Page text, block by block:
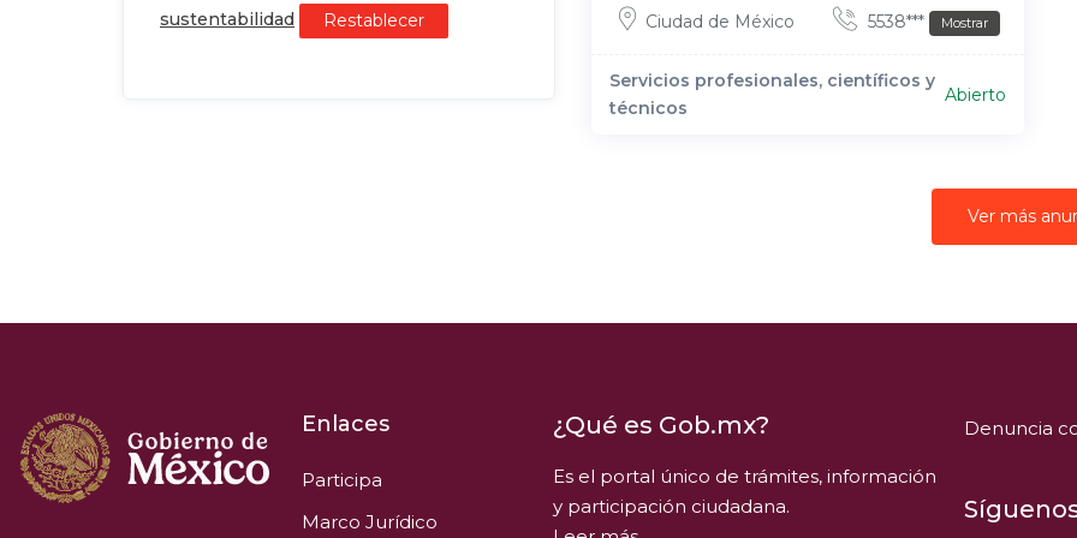
sustentabilidad
Restablecer Ciudad de México 5538*** Mostrar
Servicios profesionales, científicos y
técnicos
Abierto
Ver más
Enlaces
Participa
Marco Jurídico
¿Qué es Gob.mx?
Es el portal único de trámites, información
y participación ciudadana.
Denuncia